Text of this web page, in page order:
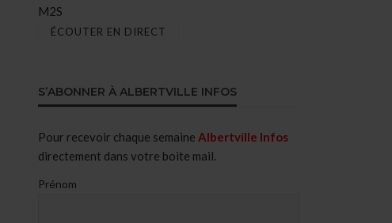
M2S
ÉCOUTER EN DIRECT
S’ABONNER À ALBERTVILLE INFOS
Pour recevoir chaque semaine Albertville Infos
directement dans votre boite mail.
Prénom